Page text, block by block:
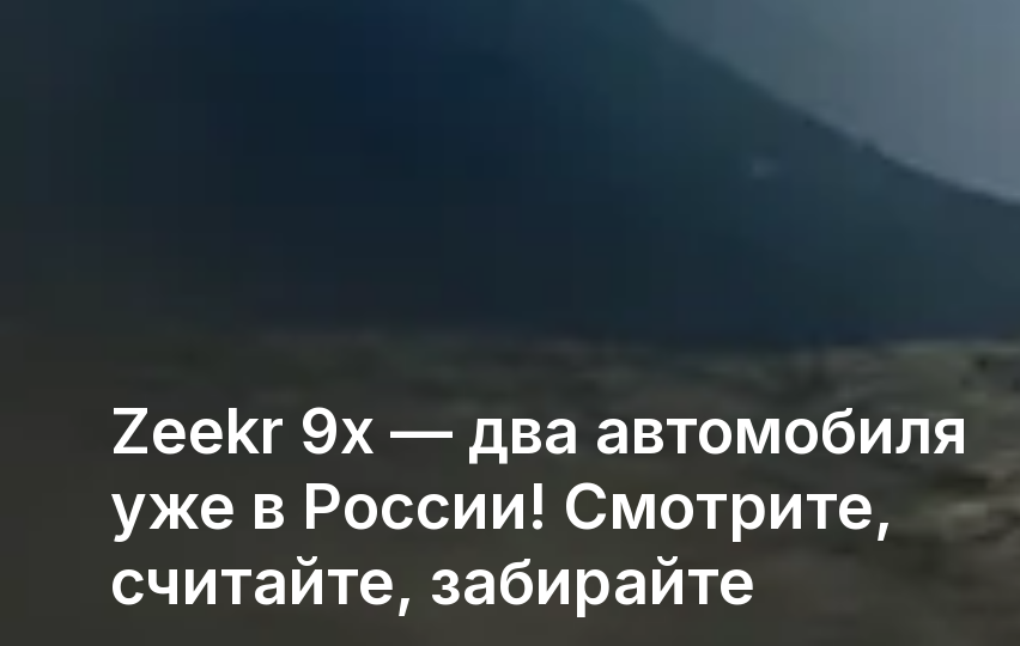
Zeekr 9x — два автомобиля
уже в России! Смотрите,
считайте, забирайте